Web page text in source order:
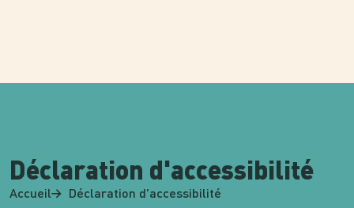
Déclaration d'accessibilité
Accueil Déclaration d'accessibilité